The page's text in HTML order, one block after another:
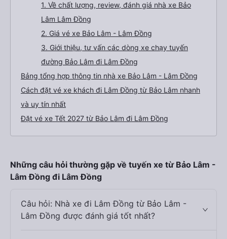
1. Về chất lượng, review, đánh giá nhà xe Bảo
Lâm Lâm Đồng
2. Giá vé xe Bảo Lâm - Lâm Đồng
3. Giới thiệu, tư vấn các dòng xe chạy tuyến
đường Bảo Lâm đi Lâm Đồng
Bảng tổng hợp thông tin nhà xe Bảo Lâm - Lâm Đồng
Cách đặt vé xe khách đi Lâm Đồng từ Bảo Lâm nhanh
và uy tín nhất
Đặt vé xe Tết 2027 từ Bảo Lâm đi Lâm Đồng
Những câu hỏi thường gặp về tuyến xe từ Bảo Lâm -
Lâm Đồng đi Lâm Đồng
Câu hỏi: Nhà xe đi Lâm Đồng từ Bảo Lâm -
Lâm Đồng được đánh giá tốt nhất?